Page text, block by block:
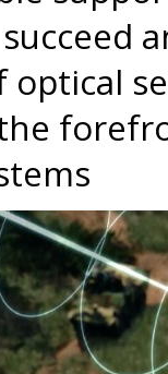
optical